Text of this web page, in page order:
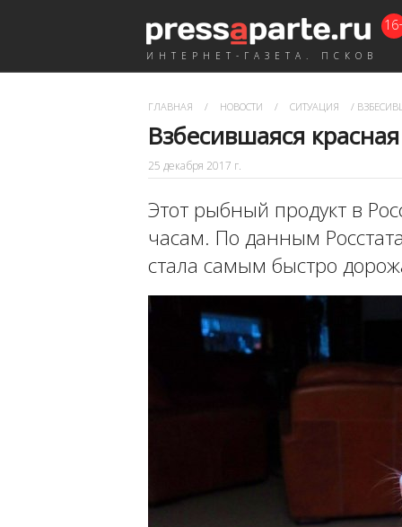
ИНТЕРНЕТ-ГАЗЕТА. ПСКОВ
ГЛАВНАЯ / НОВОСТИ / СИТУАЦИЯ /
Взбесившаяся
25 декабря 2017 г.
Этот рыбный продукт в
часам. По данным
стала самым быстро